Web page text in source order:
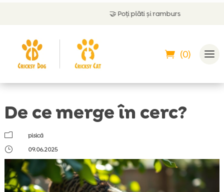
Poți plăti și ramburs
(0)
De ce merge în cerc?
m
pisică
}
09.06.2025